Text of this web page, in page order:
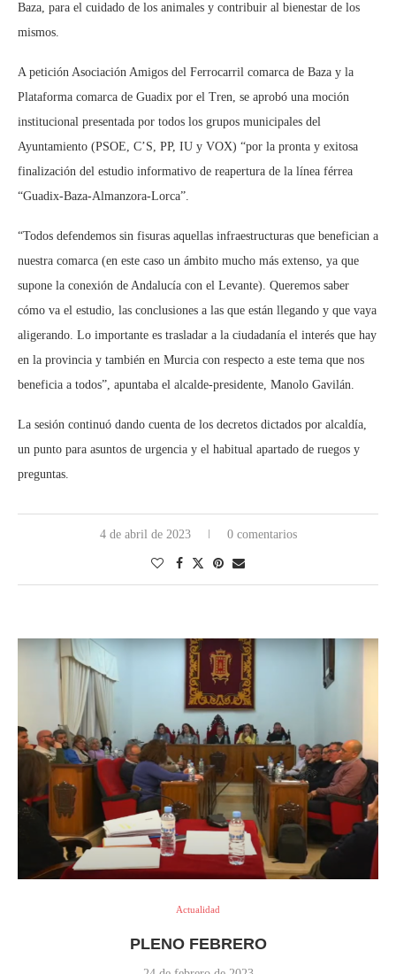
Baza, para el cuidado de los animales y contribuir al bienestar de los
mismos.
A petición Asociación Amigos del Ferrocarril comarca de Baza y la
Plataforma comarca de Guadix por el Tren, se aprobó una moción
institucional presentada por todos los grupos municipales del
Ayuntamiento (PSOE, C’S, PP, IU y VOX) “por la pronta y exitosa
finalización del estudio informativo de reapertura de la línea férrea
“Guadix-Baza-Almanzora-Lorca”.
“Todos defendemos sin fisuras aquellas infraestructuras que benefician a
nuestra comarca (en este caso un ámbito mucho más extenso, ya que
supone la conexión de Andalucía con el Levante). Queremos saber
cómo va el estudio, las conclusiones a las que están llegando y que vaya
aligerando. Lo importante es trasladar a la ciudadanía el interés que hay
en la provincia y también en Murcia con respecto a este tema que nos
beneficia a todos”, apuntaba el alcalde-presidente, Manolo Gavilán.
La sesión continuó dando cuenta de los decretos dictados por alcaldía,
un punto para asuntos de urgencia y el habitual apartado de ruegos y
preguntas.
4 de abril de 2023 0 comentarios
Actualidad
PLENO FEBRERO